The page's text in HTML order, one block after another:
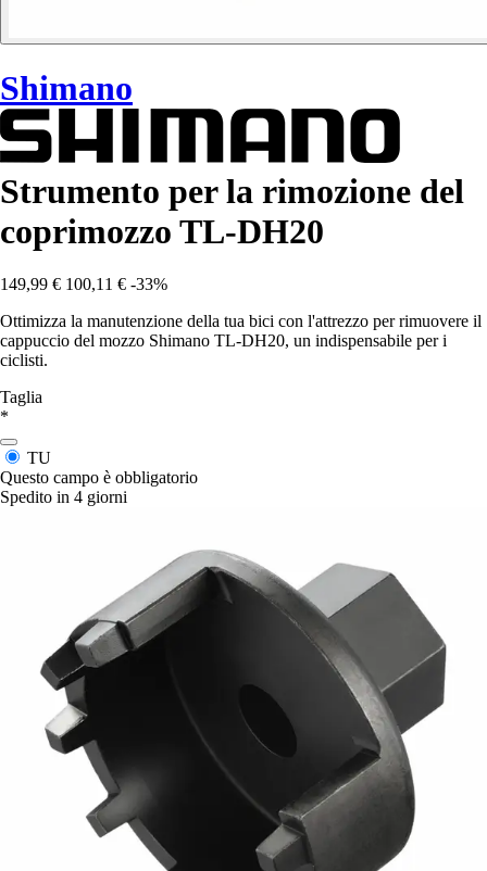
Shimano
Strumento per la rimozione del
coprimozzo TL-DH20
149,99 € 100,11 € -33%
Ottimizza la manutenzione della tua bici con l'attrezzo per rimuovere il
cappuccio del mozzo Shimano TL-DH20, un indispensabile per i
ciclisti.
Taglia
*
TU
Questo campo è obbligatorio
Spedito in 4 giorni